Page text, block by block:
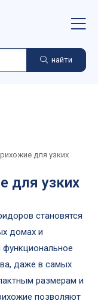
найти
для узких
для узких
становятся
домах и
функциональное
даже в самых
размерам и
позволяют